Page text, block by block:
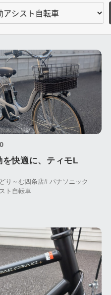
を快適に、ティモL
り～む四条店# パナソニック
ト自転車